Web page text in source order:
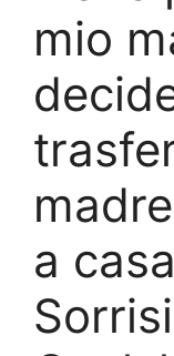
mio
a